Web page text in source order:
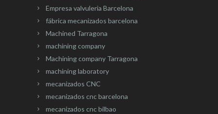
Empresa valvuleria Barcelona
fábrica mecanizados barcelona
Machined Tarragona
machining company
Machining company Tarragona
machining laboratory
mecanizados CNC
mecanizados cnc barcelona
mecanizados cnc bilbao